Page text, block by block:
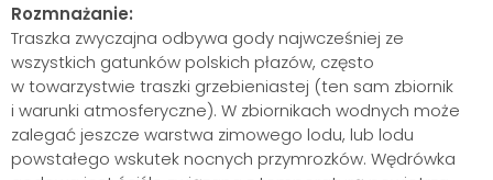
Rozmnażanie:
Traszka zwyczajna odbywa gody najwcześniej ze
wszystkich gatunków polskich płazów, często
w towarzystwie traszki grzebieniastej (ten sam zbiornik
i warunki atmosferyczne). W zbiornikach wodnych może
zalegać jeszcze warstwa zimowego lodu, lub lodu
powstałego wskutek nocnych przymrozków. Wędrówka